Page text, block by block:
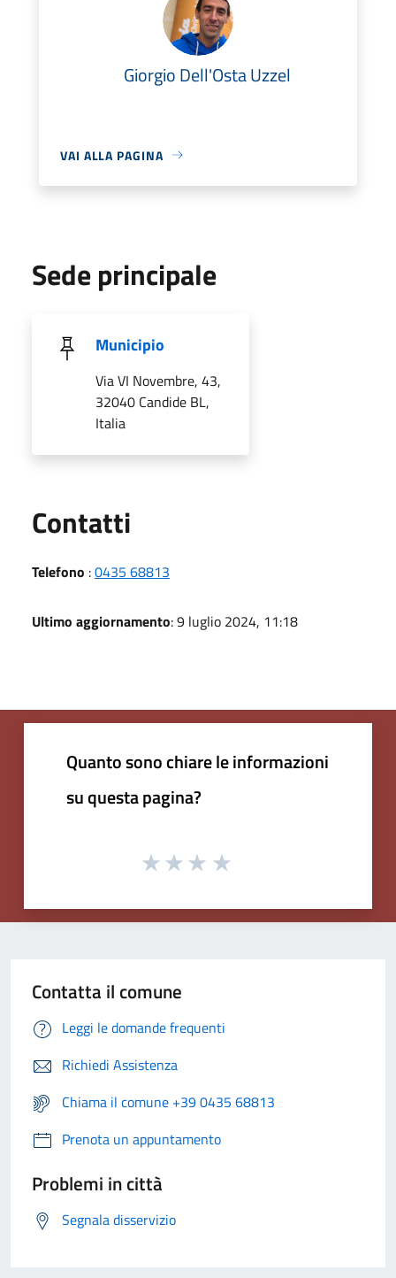
Giorgio Dell'Osta Uzzel
VAI ALLA PAGINA
Sede principale
Municipio
Via VI Novembre, 43,
32040 Candide BL,
Italia
Contatti
Telefono :0435 68813
Ultimo aggiornamento: 9 luglio 2024, 11:18
Quanto sono chiare le informazioni
su questa pagina?
Contatta il comune
Leggi le domande frequenti
Richiedi Assistenza
Chiama il comune +39 0435 68813
Prenota un appuntamento
Problemi in città
Segnala disservizio